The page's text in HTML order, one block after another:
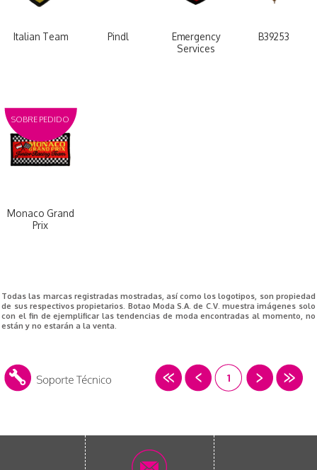
Italian Team Pindl
Emergency
Services
B39253
SOBRE PEDIDO
Monaco Grand
Prix
Todas las marcas registradas mostradas, así como los logotipos, son propiedad
de sus respectivos propietarios. Botao Moda S.A. de C.V. muestra imágenes solo
con el fin de ejemplificar las tendencias de moda encontradas al momento, no
están y no estarán a la venta.
1